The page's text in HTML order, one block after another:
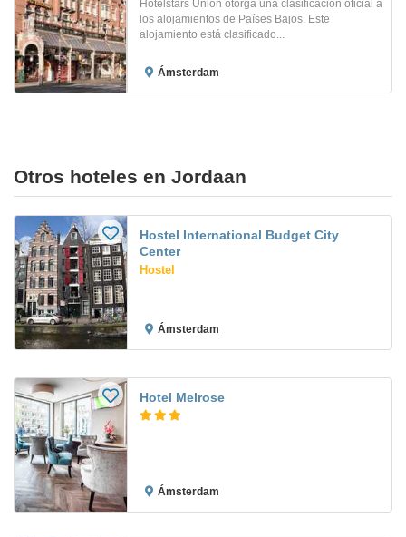
Hotelstars Union otorga una clasificación oficial a
los alojamientos de Países Bajos. Este
alojamiento está clasificado...
Ámsterdam
Otros hoteles en Jordaan
Hostel International Budget City
Center
Hostel
Ámsterdam
Hotel Melrose
Ámsterdam